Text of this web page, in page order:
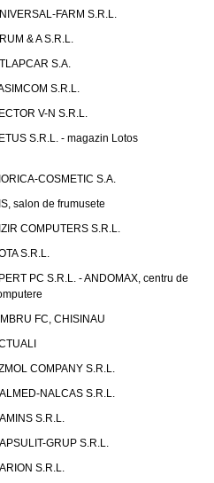
FARM S.R.L.
& A S.R.L.
S.A.
S.R.L.
V-N S.R.L.
S.R.L. - magazin Lotos
COSMETIC S.A.
salon de frumusete
COMPUTERS S.R.L.
S.R.L.
PC S.R.L. - ANDOMAX, centru de
FC, CHISINAU
COMPANY S.R.L.
NALCAS S.R.L.
S.R.L.
GRUP S.R.L.
S.R.L.